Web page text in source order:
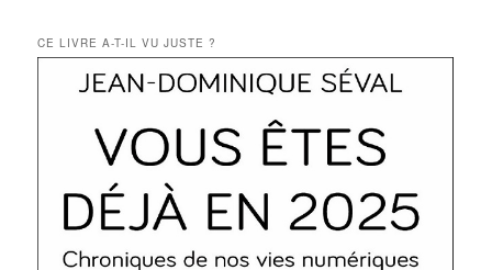
CE LIVRE A-T-IL VU JUSTE ?